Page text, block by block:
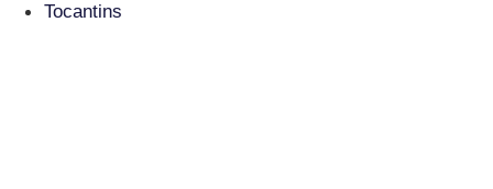
Tocantins